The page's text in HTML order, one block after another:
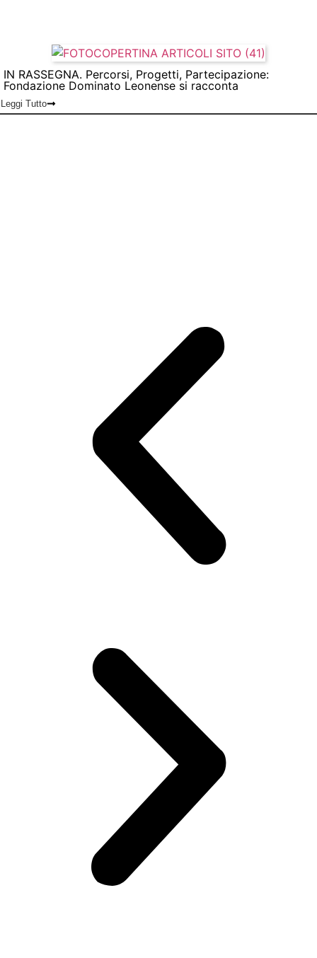
IN RASSEGNA. Percorsi, Progetti, Partecipazione:
Fondazione Dominato Leonense si racconta
Leggi Tutto